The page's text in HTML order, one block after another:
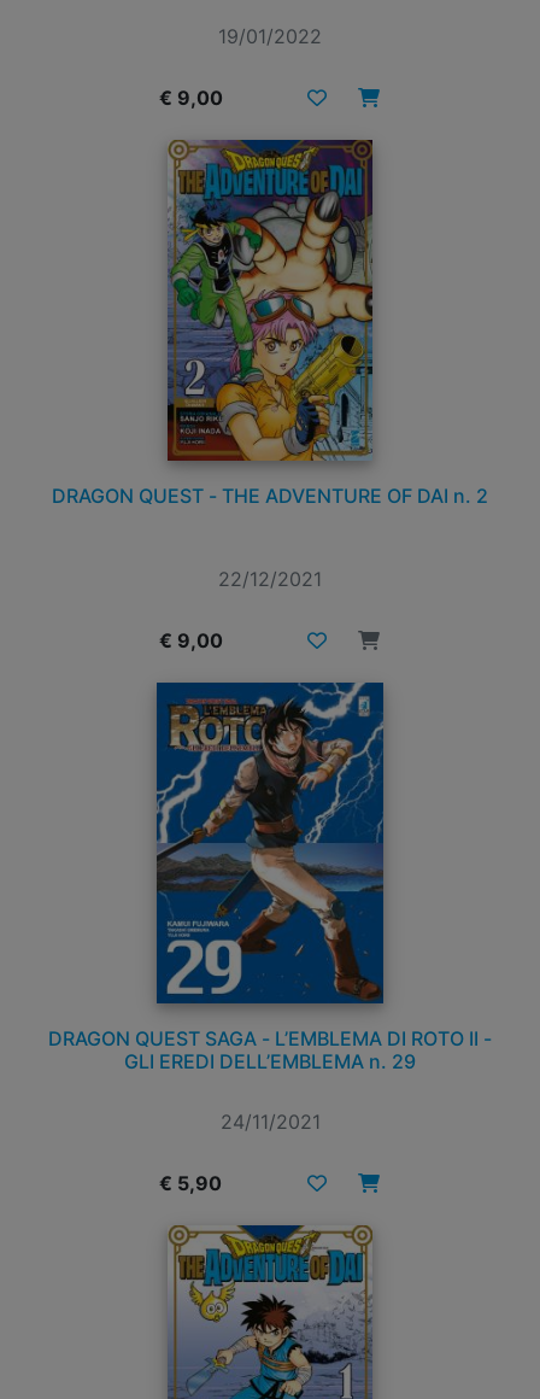
19/01/2022
€ 9,00
DRAGON QUEST - THE ADVENTURE OF DAI n. 2
22/12/2021
€ 9,00
DRAGON QUEST SAGA - L’EMBLEMA DI ROTO II -
GLI EREDI DELL’EMBLEMA n. 29
24/11/2021
€ 5,90